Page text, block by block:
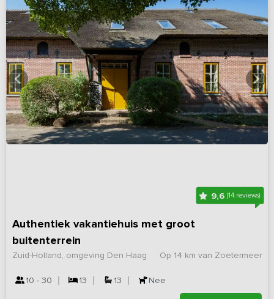
9,6(14 reviews)
Authentiek vakantiehuis met groot
buitenterrein
Op 14 km van Zoetermeer
Zuid-Holland, omgeving Den Haag
10 - 30 13 13 Nee